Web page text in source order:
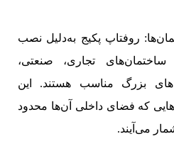
روفتاپ پکیج‌ به‌دلیل نصب
تجاری، صنعتی،
بزرگ مناسب هستند. این
که فضای داخلی آن‌ها محدود
می‌آیند.